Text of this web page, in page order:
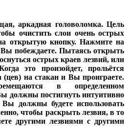
аркадная головоломка. Цель
очистить слои очень острых
открытую кнопку. Нажмите на
Вы побеждаете. Пытаясь открыть
острых краев лезвий, или
это произойдет, прольётся
на стакан и Вы проиграете.
в определенном
должны постигнуть интуитивно
должны будете использовать
чтобы раскрыть лезвия, в то
другими лезвиями с другими